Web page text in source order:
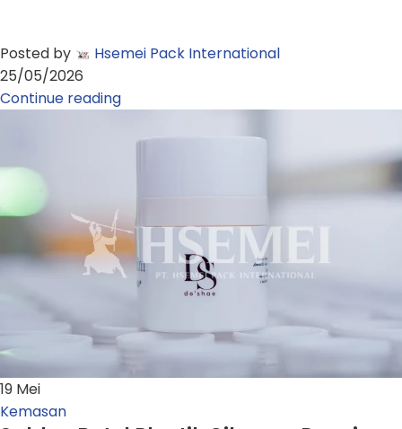
Posted by
Hsemei Pack International
25/05/2026
Continue reading
19 Mei
Kemasan